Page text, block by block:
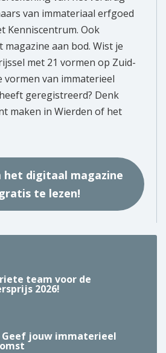
van immateriaal erfgoed
Kenniscentrum. Ook
aan bod. Wist je
met 21 vormen op Zuid-
vormen van immaterieel
geregistreerd? Denk
maken in Wierden of het
het digitaal magazine
te lezen!
team voor de
2026!
jouw immaterieel